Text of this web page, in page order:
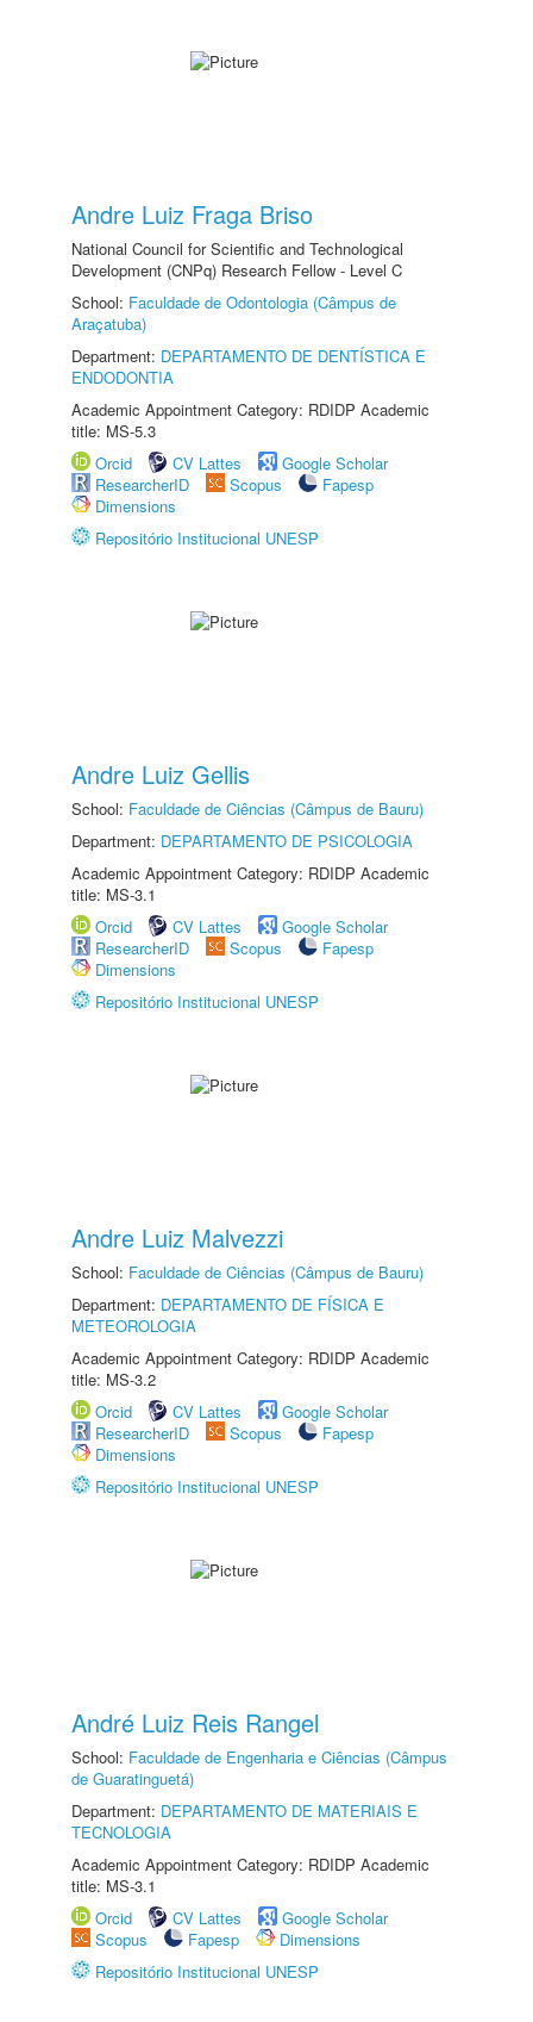
Andre Luiz Fraga Briso
National Council for Scientific and Technological
Development (CNPq) Research Fellow - Level C
School: Faculdade de Odontologia (Câmpus de
Araçatuba)
Department: DEPARTAMENTO DE DENTÍSTICA E
ENDODONTIA
Academic Appointment Category: RDIDP Academic
title: MS-5.3
Orcid
CV Lattes
Google Scholar
ResearcherID
Scopus
Fapesp
Dimensions
Repositório Institucional UNESP
Andre Luiz Gellis
School: Faculdade de Ciências (Câmpus de Bauru)
Department: DEPARTAMENTO DE PSICOLOGIA
Academic Appointment Category: RDIDP Academic
title: MS-3.1
Orcid
CV Lattes
Google Scholar
ResearcherID
Scopus
Fapesp
Dimensions
Repositório Institucional UNESP
Andre Luiz Malvezzi
School: Faculdade de Ciências (Câmpus de Bauru)
Department: DEPARTAMENTO DE FÍSICA E
METEOROLOGIA
Academic Appointment Category: RDIDP Academic
title: MS-3.2
Orcid
CV Lattes
Google Scholar
ResearcherID
Scopus
Fapesp
Dimensions
Repositório Institucional UNESP
André Luiz Reis Rangel
School: Faculdade de Engenharia e Ciências (Câmpus
de Guaratinguetá)
Department: DEPARTAMENTO DE MATERIAIS E
TECNOLOGIA
Academic Appointment Category: RDIDP Academic
title: MS-3.1
Orcid
CV Lattes
Google Scholar
Scopus
Fapesp
Dimensions
Repositório Institucional UNESP